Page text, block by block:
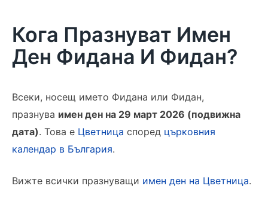
Кога Празнуват Имен
Ден Фидана И Фидан?
Всеки, носещ името Фидана или Фидан,
празнува имен ден на 29 март 2026 (подвижна
дата). Това е Цветница според църковния
календар в България.
Вижте всички празнуващи имен ден на Цветница.